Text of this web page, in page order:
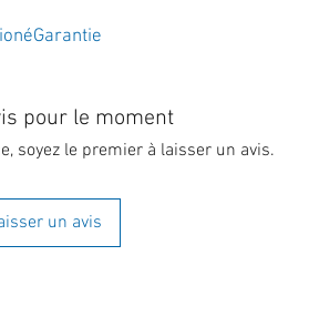
pour le moment
soyez le premier à laisser un avis.
un avis